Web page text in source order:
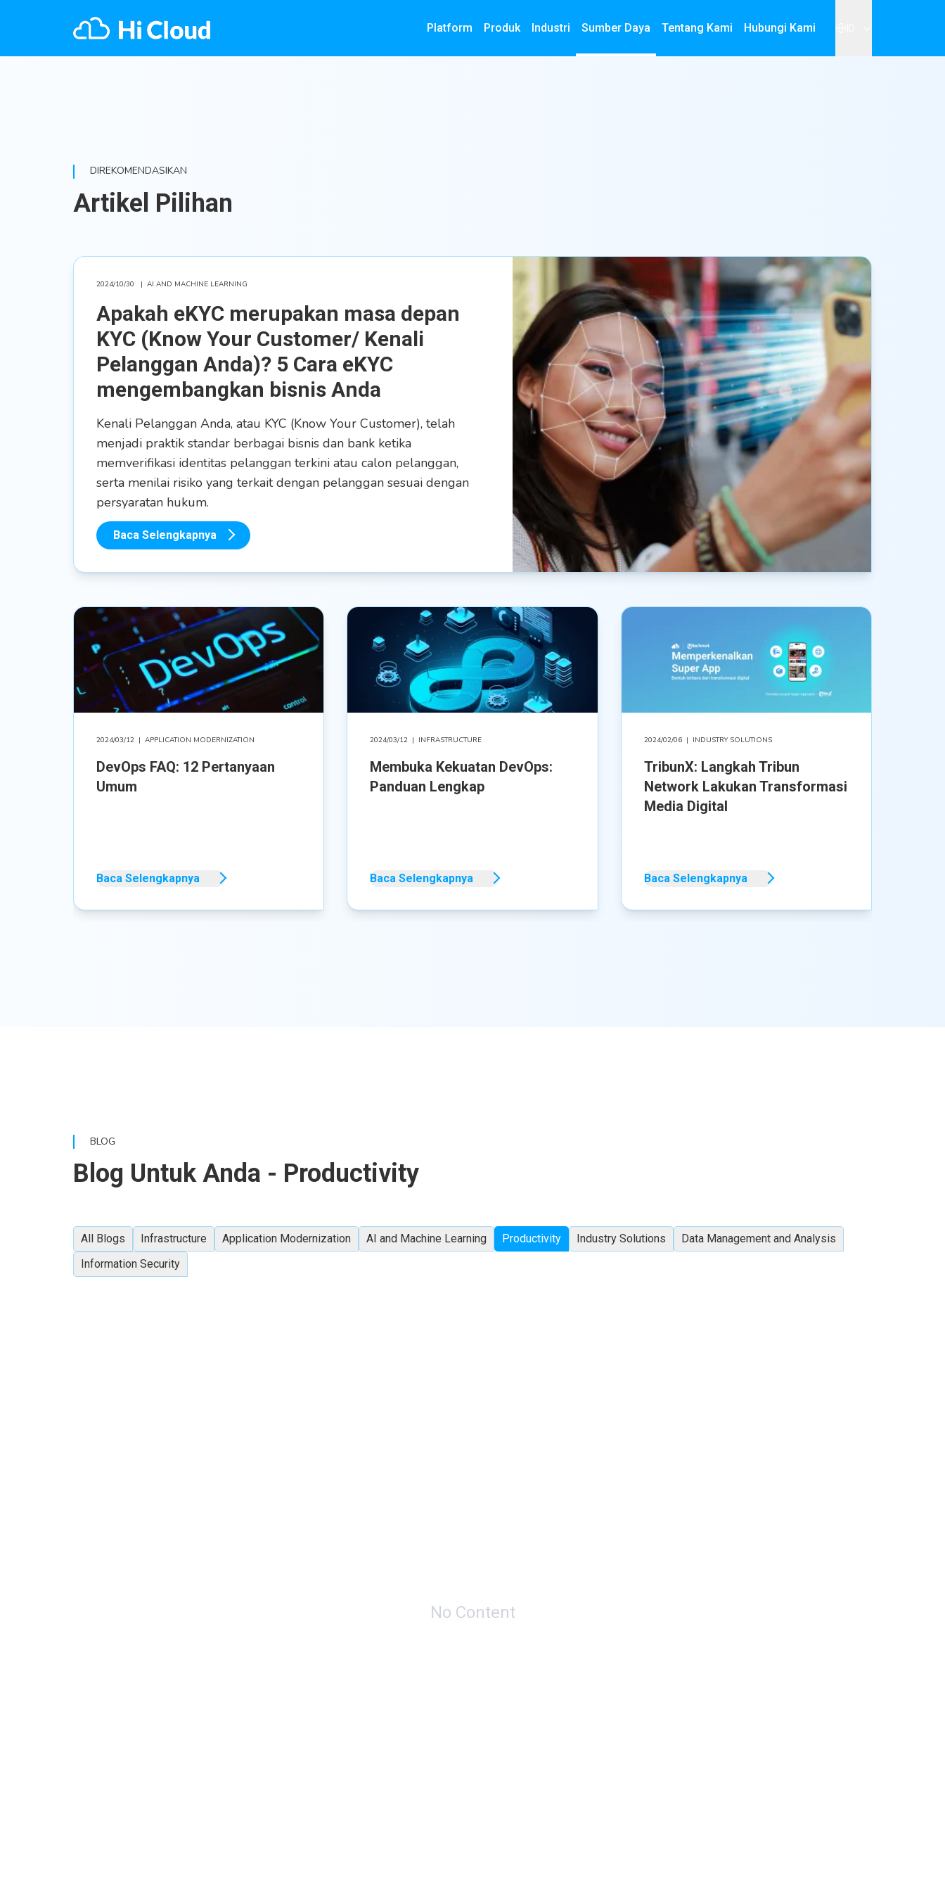
Platform Produk Industri Sumber Daya Tentang Kami Hubungi Kami
DIREKOMENDASIKAN
Artikel Pilihan
2024/10/30 | AI AND MACHINE LEARNING
Apakah eKYC merupakan masa depan
KYC (Know Your Customer/ Kenali
Pelanggan Anda)? 5 Cara eKYC
mengembangkan bisnis Anda
Kenali Pelanggan Anda, atau KYC (Know Your Customer), telah
menjadi praktik standar berbagai bisnis dan bank ketika
memverifikasi identitas pelanggan terkini atau calon pelanggan,
serta menilai risiko yang terkait dengan pelanggan sesuai dengan
persyaratan hukum.
Baca Selengkapnya
2024/03/12 | APPLICATION MODERNIZATION
DevOps FAQ: 12 Pertanyaan
Umum
Baca Selengkapnya
2024/03/12 | INFRASTRUCTURE
Membuka Kekuatan DevOps:
Panduan Lengkap
Baca Selengkapnya
2024/02/06| INDUSTRY SOLUTIONS
TribunX: Langkah Tribun
Network Lakukan Transformasi
Media Digital
Baca Selengkapnya
BLOG
Blog Untuk Anda - Productivity
All Blogs Infrastructure Application Modernization AI and Machine Learning Productivity Industry Solutions
Data Management and Analysis
Information Security
No Content